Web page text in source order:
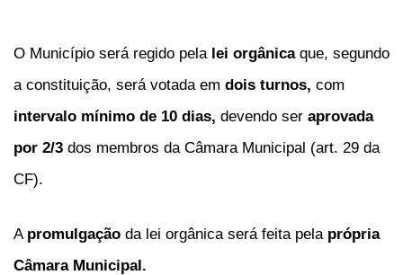
O Município será regido pela lei orgânica que, segundo
a constituição, será votada em dois turnos, com
intervalo mínimo de 10 dias, devendo ser aprovada
por 2/3 dos membros da Câmara Municipal (art. 29 da
CF).
A promulgação da lei orgânica será feita pela própria
Câmara Municipal.